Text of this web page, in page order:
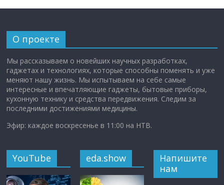
О проекте
Мы рассказываем о новейших научных разработках,
гаджетах и технологиях, которые способны поменять и уже
меняют нашу жизнь. Мы испытываем на себе самые
интересные и впечатляющие гаджеты, бытовые приборы,
кухонную технику и средства передвижения. Следим за
последними достижениями медицины.
Эфир: каждое воскресенье в 11:00 на НТВ.
YouTube eda.show
Напишите
нам